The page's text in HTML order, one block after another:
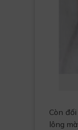
Còn
lông